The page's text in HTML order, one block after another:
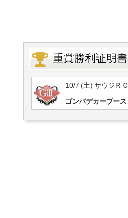
重賞勝利証明書
10/7 (土) サウジＲＣ
ゴンバデカーブース